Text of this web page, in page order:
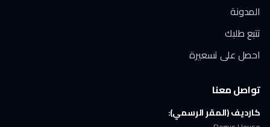
المدونة
تتبع طلبك
احصل على تسعيرة
تواصل معنا
كارديف (المقر الرسمي):